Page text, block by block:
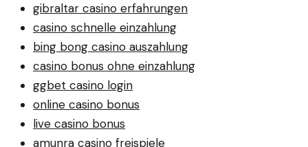
gibraltar casino erfahrungen
casino schnelle einzahlung
bing bong casino auszahlung
casino bonus ohne einzahlung
ggbet casino login
online casino bonus
live casino bonus
amunra casino freispiele